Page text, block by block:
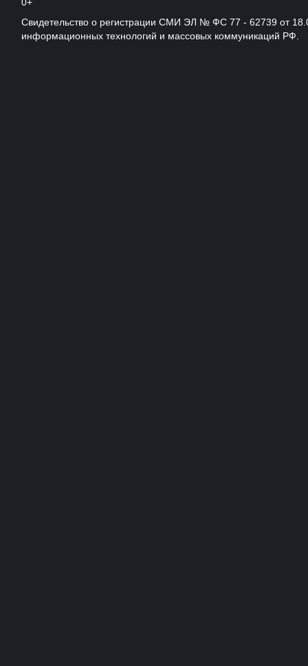
Свидетельство о регистрации СМИ ЭЛ № ФС 77 - 62739 от
информационных технологий и массовых коммуникаций РФ.